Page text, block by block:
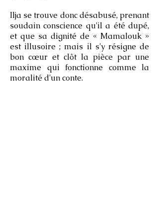
Ilja se trouve donc désabusé, prenant
soudain conscience qu'il a été dupé,
et que sa dignité de « Mamalouk »
est illusoire ; mais il s'y résigne de
bon cœur et clôt la pièce par une
maxime qui fonctionne comme la
moralité d'un conte.